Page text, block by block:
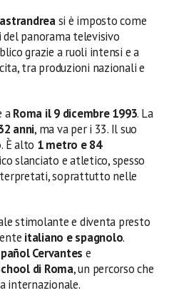
si è imposto come
panorama televisivo
grazie a ruoli intensi e a
tra produzioni nazionali e
aRoma il 9 dicembre 1993. La
anni, ma va per i 33. Il suo
. È alto 1 metro e 84
slanciato e atletico, spesso
soprattutto nelle
stimolante e diventa presto
italiano e spagnolo.
Cervantes e
di Roma, un percorso che
internazionale.